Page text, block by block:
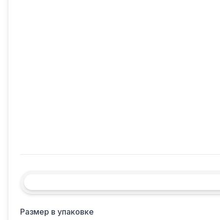
Размер в упаковке